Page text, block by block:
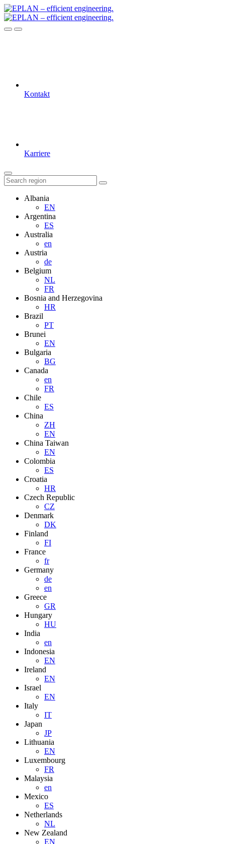
Kontakt
Karriere
Albania
EN
Argentina
ES
Australia
en
Austria
de
Belgium
NL
FR
Bosnia and Herzegovina
HR
Brazil
PT
Brunei
EN
Bulgaria
BG
Canada
en
FR
Chile
ES
China
ZH
EN
China Taiwan
EN
Colombia
ES
Croatia
HR
Czech Republic
CZ
Denmark
DK
Finland
FI
France
fr
Germany
de
en
Greece
GR
Hungary
HU
India
en
Indonesia
EN
Ireland
EN
Israel
EN
Italy
IT
Japan
JP
Lithuania
EN
Luxembourg
FR
Malaysia
en
Mexico
ES
Netherlands
NL
New Zealand
EN